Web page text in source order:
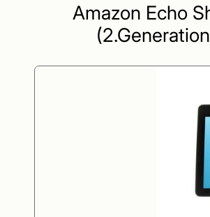
Amazon Echo